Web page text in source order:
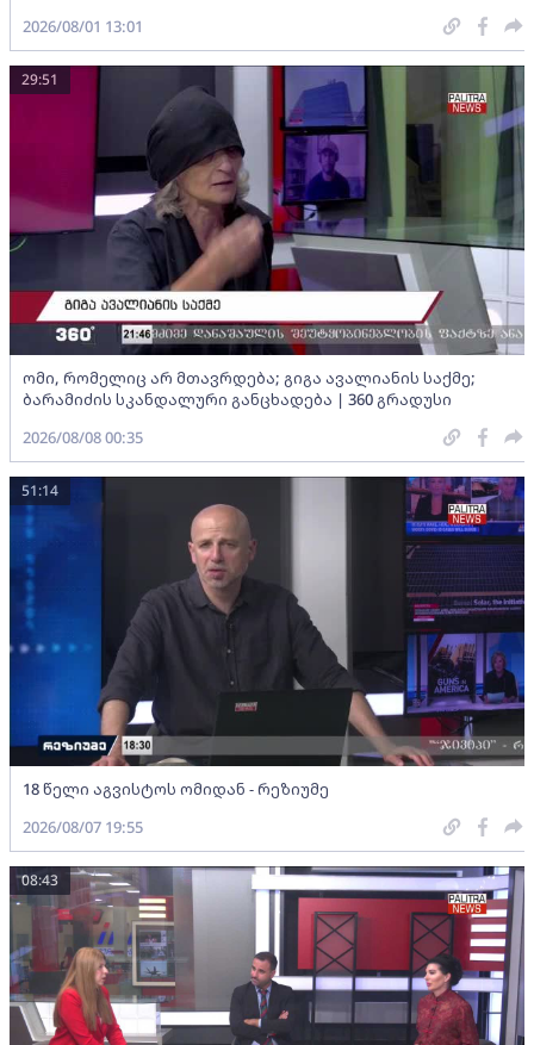
2026/08/01 13:01
ომი, რომელიც არ მთავრდება; გიგა ავალიანის საქმე;
ბარამიძის სკანდალური განცხადება | 360 გრადუსი
29:51
2026/08/08 00:35
18 წელი აგვისტოს ომიდან - რეზიუმე
51:14
2026/08/07 19:55
08:43